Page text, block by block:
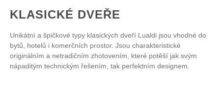
KLASICKÉ DVEŘE
Unikátní a špičkové typy klasických dveří Lualdi jsou vhodné do
bytů, hotelů i komerčních prostor. Jsou charakteristické
originálním a netradičním zhotovením, které potěší jak svým
nápaditým technickým řešením, tak perfektním designem.